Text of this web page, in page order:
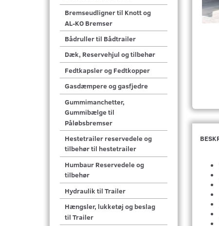
Bremseudligner til Knott og
AL-KO Bremser
Bådruller til Bådtrailer
Dæk, Reservehjul og tilbehør
Fedtkapsler og Fedtkopper
Gasdæmpere og gasfjedre
Gummimanchetter,
Gummibælge til
Påløbsbremser
Hestetrailer reservedele og
tilbehør til hestetrailer
Humbaur Reservedele og
tilbehør
Hydraulik til Trailer
Hængsler, lukketøj og beslag
til Trailer